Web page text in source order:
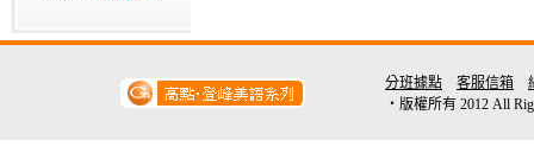
分班據點 客服信箱
‧版權所有 2012 All